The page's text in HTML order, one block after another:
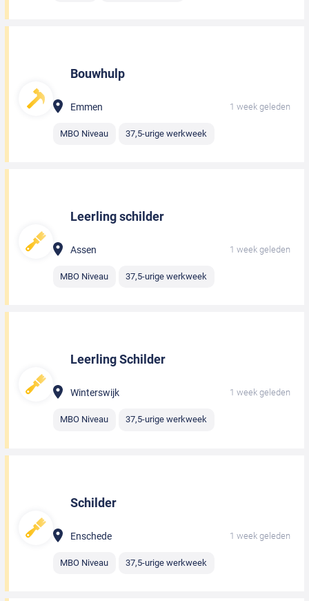
Bouwhulp
Emmen 1 week geleden
MBO Niveau 37,5-urige werkweek
Leerling schilder
Assen 1 week geleden
MBO Niveau 37,5-urige werkweek
Leerling Schilder
Winterswijk 1 week geleden
MBO Niveau 37,5-urige werkweek
Schilder
Enschede 1 week geleden
MBO Niveau 37,5-urige werkweek